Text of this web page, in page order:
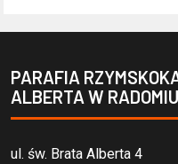
PARAFIA
ALBERTA W RADOMIU
ul. św. Brata Alberta 4